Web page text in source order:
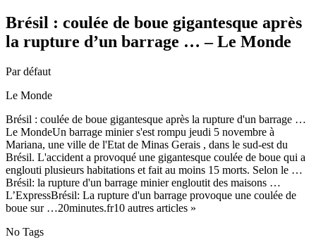
Brésil : coulée de boue gigantesque après
la rupture d’un barrage … – Le Monde
Par défaut
Le Monde
Brésil : coulée de boue gigantesque après la rupture d'un barrage …
Le MondeUn barrage minier s'est rompu jeudi 5 novembre à
Mariana, une ville de l'Etat de Minas Gerais , dans le sud-est du
Brésil. L'accident a provoqué une gigantesque coulée de boue qui a
englouti plusieurs habitations et fait au moins 15 morts. Selon le …
Brésil: la rupture d'un barrage minier engloutit des maisons …
L’ExpressBrésil: La rupture d'un barrage provoque une coulée de
boue sur …20minutes.fr10 autres articles »
No Tags